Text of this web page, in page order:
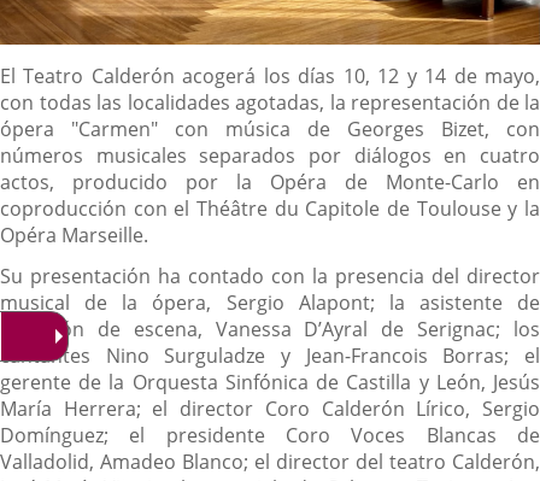
Descripción
El Teatro Calderón acogerá los días 10, 12 y 14 de mayo,
con todas las localidades agotadas, la representación de la
ópera "Carmen" con música de Georges Bizet, con
números musicales separados por diálogos en cuatro
actos, producido por la Opéra de Monte-Carlo en
coproducción con el Théâtre du Capitole de Toulouse y la
Opéra Marseille.
Su presentación ha contado con la presencia del director
musical de la ópera, Sergio Alapont; la asistente de
dirección de escena, Vanessa D’Ayral de Serignac; los
cantantes Nino Surguladze y Jean-Francois Borras; el
gerente de la Orquesta Sinfónica de Castilla y León, Jesús
María Herrera; el director Coro Calderón Lírico, Sergio
Domínguez; el presidente Coro Voces Blancas de
Valladolid, Amadeo Blanco; el director del teatro Calderón,